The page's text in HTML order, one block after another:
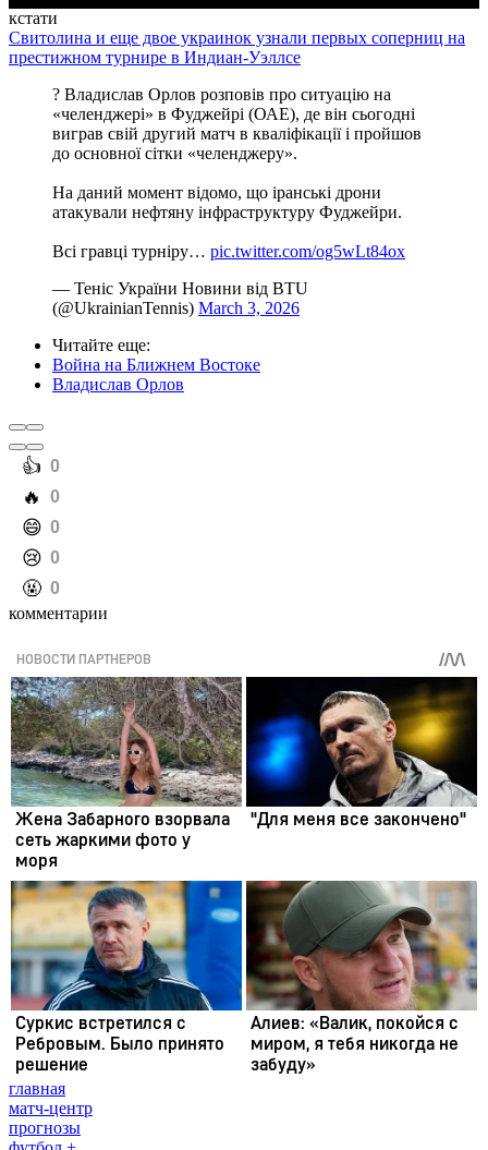
кстати
Свитолина и еще двое украинок узнали первых соперниц на
престижном турнире в Индиан-Уэллсе
? Владислав Орлов розповів про ситуацію на
«челенджері» в Фуджейрі (ОАЕ), де він сьогодні
виграв свій другий матч в кваліфікації і пройшов
до основної сітки «челенджеру».
На даний момент відомо, що іранські дрони
атакували нефтяну інфраструктуру Фуджейри.
Всі гравці турніру… pic.twitter.com/og5wLt84ox
— Теніс України Новини від BTU
(@UkrainianTennis) March 3, 2026
Читайте еще:
Война на Ближнем Востоке
Владислав Орлов
️👍 0
️🔥 0
️😄 0
️😢 0
️🤬 0
комментарии
главная
матч-центр
прогнозы